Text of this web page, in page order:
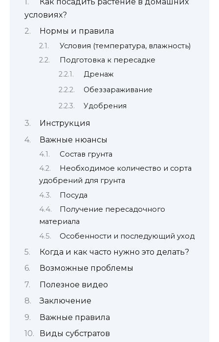
условиях?
Нормы и правила
Условия (температура, влажность)
Подготовка к пересадке
Дренаж
Обеззараживание
Удобрения
Инструкция
Важные нюансы
Состав грунта
Необходимое количество и сорта
удобрений для грунта
Посуда
Получение пересадочного
материала
Особенности и последующий уход
Когда и как часто нужно это делать?
Возможные проблемы
Полезное видео
Заключение
Важные правила
Виды субстратов